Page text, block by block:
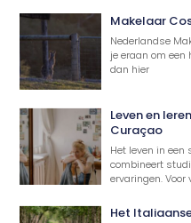
Makelaar
Nederlandse
je eraan om een
dan hier
Leven en
Curaçao
Het leven in
combineert
ervaringen.
Het